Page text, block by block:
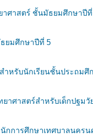
าศาสตร์ ชั้นมัธยมศึกษาปี
ยมศึกษาปีที่ 5
ำหรับนักเรียนชั้นประถมศึ
ศาสตร์สำหรับเด็กปฐม
กการศึกษาเทศบาลนครน